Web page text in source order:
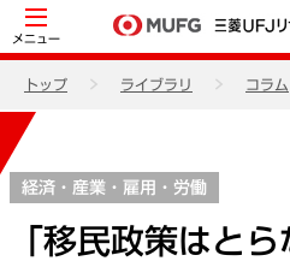
メニュー
トップ ライブラリ コラム
経済・産業・雇用・労働
「移民政策はと